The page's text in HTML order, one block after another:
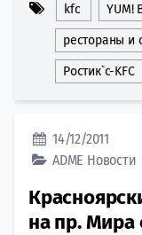
kfc YUM!
рестораны и
Ростик`с-KFC
14/12/2011
ADME Новости
на пр. Мира